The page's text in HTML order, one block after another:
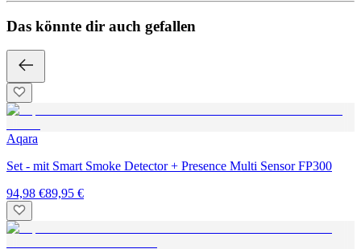
Das könnte dir auch gefallen
Aqara
Set - mit Smart Smoke Detector + Presence Multi Sensor FP300
94,98 €89,95 €